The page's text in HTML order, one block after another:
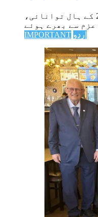
مونٹریال میں لبرل پارٹی کنونشن 2026 کے ہال توانائی،
IMPORTANT اردو